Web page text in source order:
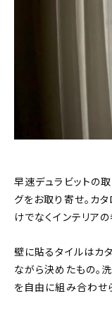
早速デュラビットの
グをお取り寄せ。カ
けでなくインテリア
壁に貼るタイルはカ
ながら決めたもの。
を自由に組み合わせ